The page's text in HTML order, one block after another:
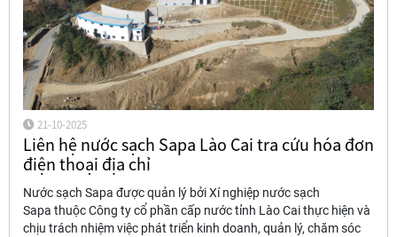
21-10-2025
Liên hệ nước sạch Sapa Lào Cai tra cứu hóa đơn
điện thoại địa chỉ
Nước sạch Sapa được quản lý bởi Xí nghiệp nước sạch
Sapa thuộc Công ty cổ phần cấp nước tỉnh Lào Cai thực hiện và
chịu trách nhiệm việc phát triển kinh doanh, quản lý, chăm sóc